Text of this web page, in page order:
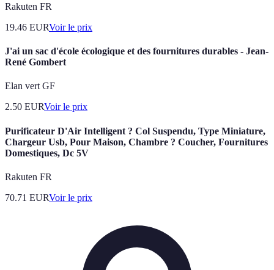
Rakuten FR
19.46 EURVoir le prix
J'ai un sac d'école écologique et des fournitures durables - Jean-
René Gombert
Elan vert GF
2.50 EURVoir le prix
Purificateur D'Air Intelligent ? Col Suspendu, Type Miniature,
Chargeur Usb, Pour Maison, Chambre ? Coucher, Fournitures
Domestiques, Dc 5V
Rakuten FR
70.71 EURVoir le prix